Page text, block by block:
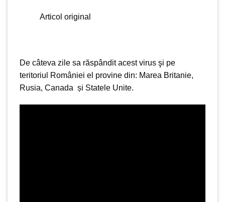
Articol original
De câteva zile sa răspândit acest virus şi pe
teritoriul României el provine din: Marea Britanie,
Rusia, Canada și Statele Unite.